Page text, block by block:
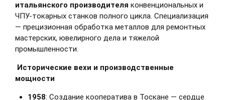
итальянского производителя конвенциональных и
ЧПУ-токарных станков полного цикла. Специализация
— прецизионная обработка металлов для ремонтных
мастерских, ювелирного дела и тяжелой
промышленности.
Исторические вехи и производственные
мощности
1958: Создание кооператива в Тоскане — сердце